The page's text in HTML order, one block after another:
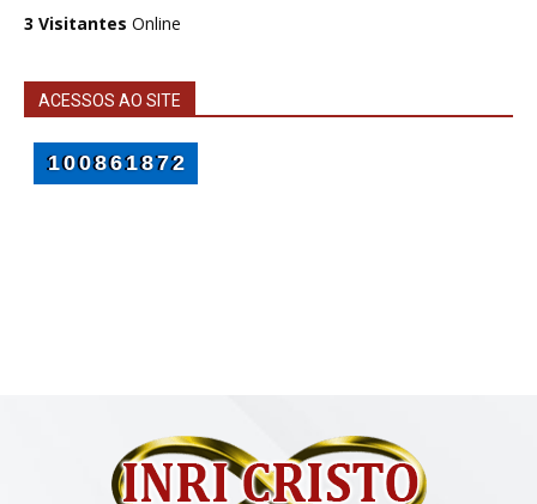
3 Visitantes Online
ACESSOS AO SITE